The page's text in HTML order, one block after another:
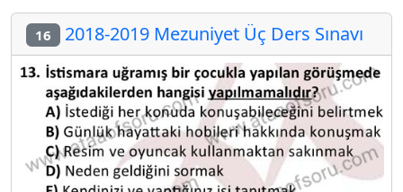
16 2018-2019 Mezuniyet Üç Ders Sınavı